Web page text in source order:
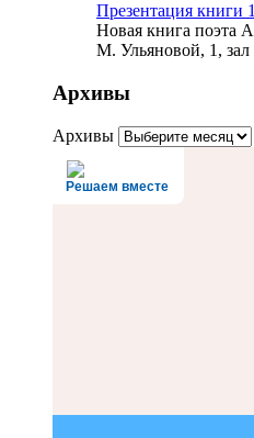
Презентация книги
Новая книга поэта
М. Ульяновой, 1,
Архивы
Архивы
Решаем вместе